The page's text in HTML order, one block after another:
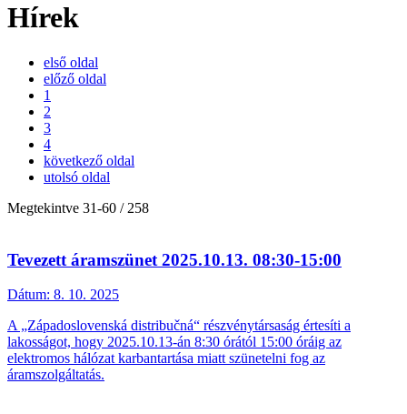
Hírek
első oldal
előző oldal
1
2
3
4
következő oldal
utolsó oldal
Megtekintve 31-60 / 258
Tevezett áramszünet 2025.10.13. 08:30-15:00
Dátum: 8. 10. 2025
A „Západoslovenská distribučná“ részvénytársaság értesíti a
lakosságot, hogy 2025.10.13-án 8:30 órától 15:00 óráig az
elektromos hálózat karbantartása miatt szünetelni fog az
áramszolgáltatás.